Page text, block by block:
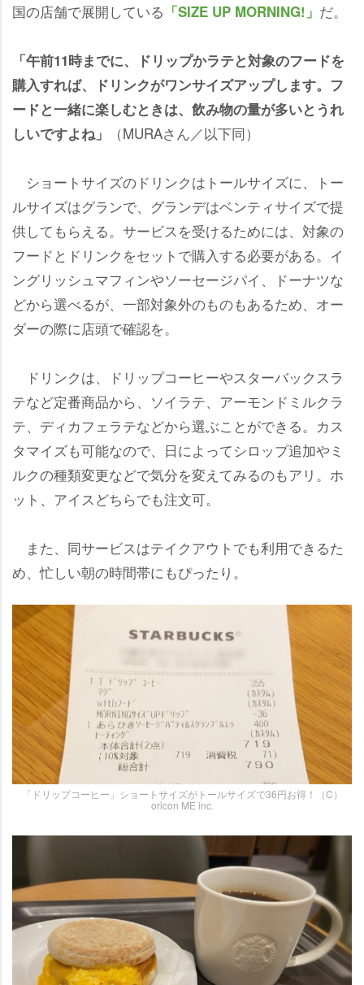
国の店舗で展開している 「SIZE UP MORNING!」 だ。
「午前11時までに、ドリップかラテと対象のフードを
購入すれば、ドリンクがワンサイズアップします。フ
ードと一緒に楽しむときは、飲み物の量が多いとうれ
しいですよね」
（MURAさん／以下同）
ショートサイズのドリンクはトールサイズに、トー
ルサイズはグランで、グランデはベンティサイズで提
供してもらえる。サービスを受けるためには、対象の
フードとドリンクをセットで購入する必要がある。イ
ングリッシュマフィンやソーセージパイ、ドーナツな
どから選べるが、一部対象外のものもあるため、オー
ダーの際に店頭で確認を。
ドリンクは、ドリップコーヒーやスターバックスラ
テなど定番商品から、ソイラテ、アーモンドミルクラ
テ、ディカフェラテなどから選ぶことができる。カス
タマイズも可能なので、日によってシロップ追加やミ
ルクの種類変更などで気分を変えてみるのもアリ。ホ
ット、アイスどちらでも注文可。
また、同サービスはテイクアウトでも利用できるた
め、忙しい朝の時間帯にもぴったり。
「ドリップコーヒー」ショートサイズがトールサイズで36円お得！（C）
oricon ME inc.